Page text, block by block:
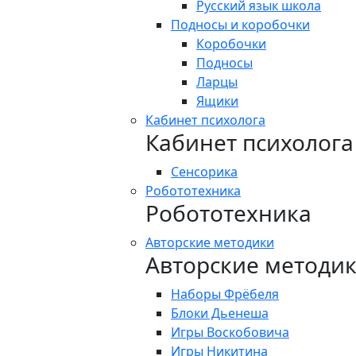
Русский язык школа
Подносы и коробочки
Коробочки
Подносы
Ларцы
Ящики
Кабинет психолога
Кабинет психолога
Сенсорика
Робототехника
Робототехника
Авторские методики
Авторские
Наборы Фрёбеля
Блоки Дьенеша
Игры Воскобовича
Игры Никитина